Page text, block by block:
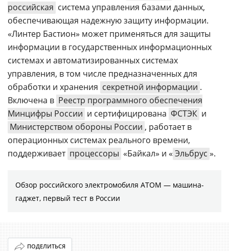
российская система управления базами данных,
обеспечивающая надежную защиту информации.
«Линтер Бастион» может применяться для защиты
информации в государственных информационных
системах и автоматизированных системах
управления, в том числе предназначенных для
обработки и хранения секретной информации .
Включена в Реестр программного обеспечения
Минцифры России и сертифицирована ФСТЭК и
Министерством обороны России , работает в
операционных системах реального времени,
поддерживает процессоры «Байкал» и « Эльбрус ».
Обзор российского электромобиля АТОМ — машина-
гаджет, первый тест в России
ПОДЕЛИТЬСЯ